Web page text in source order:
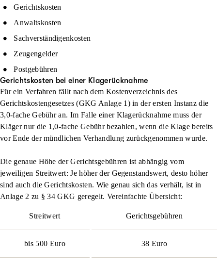
Gerichtskosten
Anwaltskosten
Sachverständigenkosten
Zeugengelder
Postgebühren
Gerichtskosten bei einer Klagerücknahme
Für ein Verfahren fällt nach dem Kostenverzeichnis des
Gerichtskostengesetzes (GKG Anlage 1) in der ersten Instanz die
3,0-fache Gebühr an. Im Falle einer Klagerücknahme muss der
Kläger nur die 1,0-fache Gebühr bezahlen, wenn die Klage bereits
vor Ende der mündlichen Verhandlung zurückgenommen wurde.
Die genaue Höhe der Gerichtsgebühren ist abhängig vom
jeweiligen Streitwert: Je höher der Gegenstandswert, desto höher
sind auch die Gerichtskosten. Wie genau sich das verhält, ist in
Anlage 2 zu § 34 GKG geregelt. Vereinfachte Übersicht:
Streitwert Gerichtsgebühren
bis 500 Euro 38 Euro